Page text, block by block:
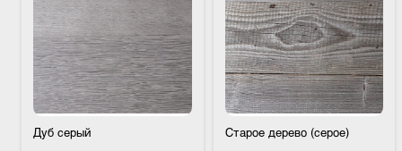
Дуб серый Старое дерево (серое)